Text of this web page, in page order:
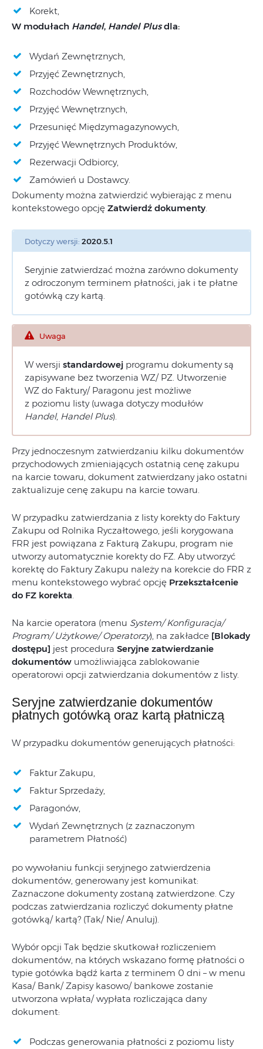
Korekt,
W modułach Handel, Handel Plusdla:
Wydań Zewnętrznych,
Przyjęć Zewnętrznych,
Rozchodów Wewnętrznych,
Przyjęć Wewnętrznych,
Przesunięć Międzymagazynowych,
Przyjęć Wewnętrznych Produktów,
Rezerwacji Odbiorcy,
Zamówień u Dostawcy.
Dokumenty można zatwierdzić wybierając z menu
kontekstowego opcję Zatwierdź dokumenty.
Dotyczy wersji: 2020.5.1
Seryjnie zatwierdzać można zarówno dokumenty
z odroczonym terminem płatności, jak i te płatne
gotówką czy kartą.
Uwaga
W wersji standardowej programu dokumenty są
zapisywane bez tworzenia WZ/ PZ. Utworzenie
WZ do Faktury/ Paragonu jest możliwe
z poziomu listy (uwaga dotyczy modułów
Handel, Handel Plus).
Przy jednoczesnym zatwierdzaniu kilku dokumentów
przychodowych zmieniających ostatnią cenę zakupu
na karcie towaru, dokument zatwierdzany jako ostatni
zaktualizuje cenę zakupu na karcie towaru.
W przypadku zatwierdzania z listy korekty do Faktury
Zakupu od Rolnika Ryczałtowego, jeśli korygowana
FRR jest powiązana z Fakturą Zakupu, program nie
utworzy automatycznie korekty do FZ. Aby utworzyć
korektę do Faktury Zakupu należy na korekcie do FRR z
menu kontekstowego wybrać opcję Przekształcenie
do FZ korekta.
Na karcie operatora (menu System/ Konfiguracja/
Program/ Użytkowe/ Operatorzy), na zakładce [Blokady
dostępu] jest procedura Seryjne zatwierdzanie
dokumentów umożliwiająca zablokowanie
operatorowi opcji zatwierdzania dokumentów z listy.
Seryjne zatwierdzanie dokumentów
płatnych gotówką oraz kartą płatniczą
W przypadku dokumentów generujących płatności:
Faktur Zakupu,
Faktur Sprzedaży,
Paragonów,
Wydań Zewnętrznych (z zaznaczonym
parametrem Płatność)
po wywołaniu funkcji seryjnego zatwierdzenia
dokumentów, generowany jest komunikat:
Zaznaczone dokumenty zostaną zatwierdzone. Czy
podczas zatwierdzania rozliczyć dokumenty płatne
gotówką/ kartą? (Tak/ Nie/ Anuluj).
Wybór opcji Tak będzie skutkował rozliczeniem
dokumentów, na których wskazano formę płatności o
typie gotówka bądź karta z terminem 0 dni – w menu
Kasa/ Bank/ Zapisy kasowo/ bankowe zostanie
utworzona wpłata/ wypłata rozliczająca dany
dokument:
Podczas generowania płatności z poziomu listy